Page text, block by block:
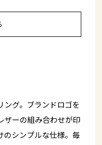
ング。ブランドロゴを
ザーの組み合わせが印
のシンプルな仕様。毎